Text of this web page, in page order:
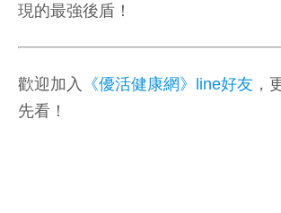
現的最強後盾！
歡迎加入 《優活健康網》line好友 ，
先看！